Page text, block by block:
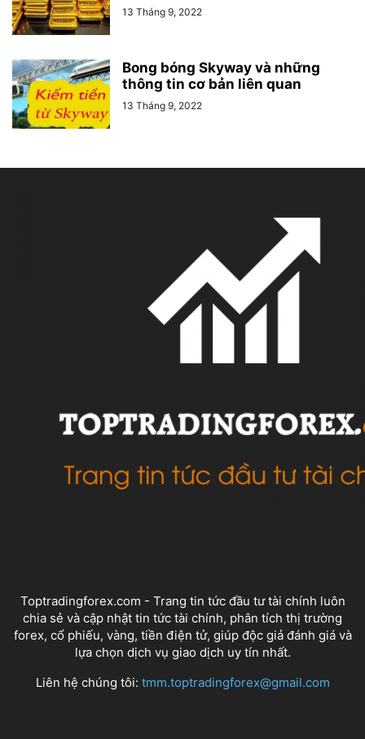
13 Tháng 9, 2022
Bong bóng Skyway và những
thông tin cơ bản liên quan
13 Tháng 9, 2022
Toptradingforex.com - Trang tin tức đầu tư tài chính luôn
chia sẻ và cập nhật tin tức tài chính, phân tích thị trường
forex, cổ phiếu, vàng, tiền điện tử, giúp độc giả đánh giá và
lựa chọn dịch vụ giao dịch uy tín nhất.
Liên hệ chúng tôi: tmm.toptradingforex@gmail.com